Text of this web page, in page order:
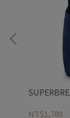
NT$1,780